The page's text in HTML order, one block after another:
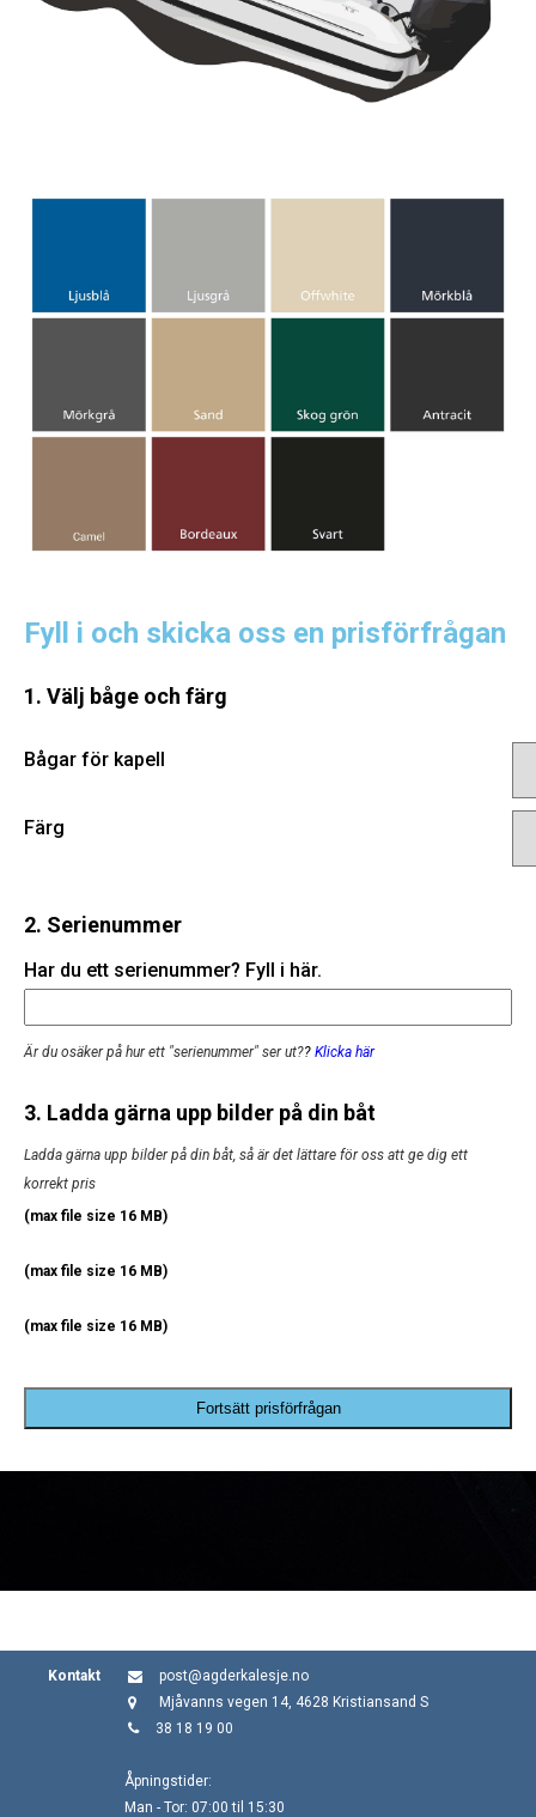
Fyll i och skicka oss en prisförfrågan
1. Välj båge och färg
Bågar för kapell
Färg
2. Serienummer
Har du ett serienummer? Fyll i här.
Är du osäker på hur ett "serienummer" ser ut?? Klicka här
3. Ladda gärna upp bilder på din båt
Ladda gärna upp bilder på din båt, så är det lättare för oss att ge dig ett
korrekt pris
(max file size 16 MB)
(max file size 16 MB)
(max file size 16 MB)
Fortsätt prisförfrågan
Kontakt
post@agderkalesje.no
Mjåvanns vegen 14, 4628 Kristiansand S
38 18 19 00
Åpningstider:
Man - Tor: 07:00 til 15:30